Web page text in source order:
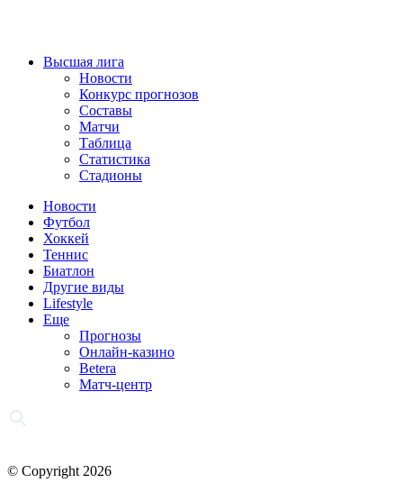
Высшая лига
Новости
Конкурс прогнозов
Составы
Матчи
Таблица
Статистика
Стадионы
Новости
Футбол
Хоккей
Теннис
Биатлон
Другие виды
Lifestyle
Еще
Прогнозы
Онлайн-казино
Betera
Матч-центр
© Copyright 2026